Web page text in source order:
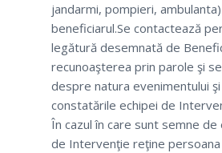
jandarmi, pompieri,
beneficiarul.Se contactează
legătură desemnată de
recunoaşterea prin parole şi
despre natura evenimentului
constatările echipei de
În cazul în care sunt semne de
de Intervenţie reţine persoana